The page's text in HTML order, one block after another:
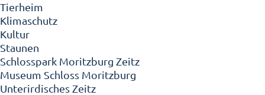
Tierheim
Klimaschutz
Kultur
Staunen
Schlosspark Moritzburg Zeitz
Museum Schloss Moritzburg
Unterirdisches Zeitz